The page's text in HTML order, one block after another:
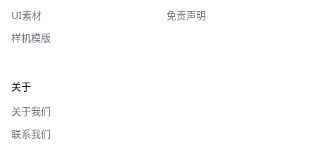
UI素材
样机模版
免责声明
关于
关于我们
联系我们